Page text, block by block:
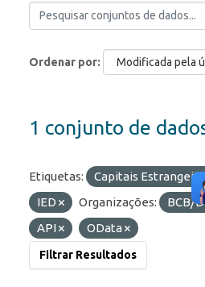
Ordenar por
1 conjunto de
Etiquetas: Capitais
IED
Organizações: BCB/
API
OData
Filtrar Resultados